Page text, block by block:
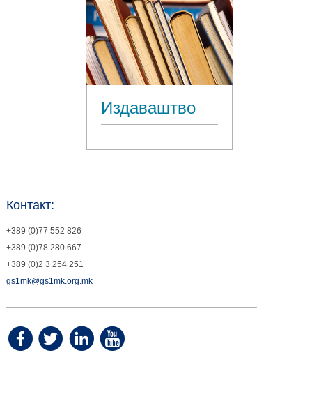
Издаваштво
Контакт:
+389 (0)77 552 826
+389 (0)78 280 667
+389 (0)2 3 254 251
gs1mk@gs1mk.org.mk